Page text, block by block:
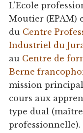
L'Ecole
Moutier (EPAM)
du Centre
Industriel du
au Centre de
Berne
mission
cours aux
type dual
professionnelle).